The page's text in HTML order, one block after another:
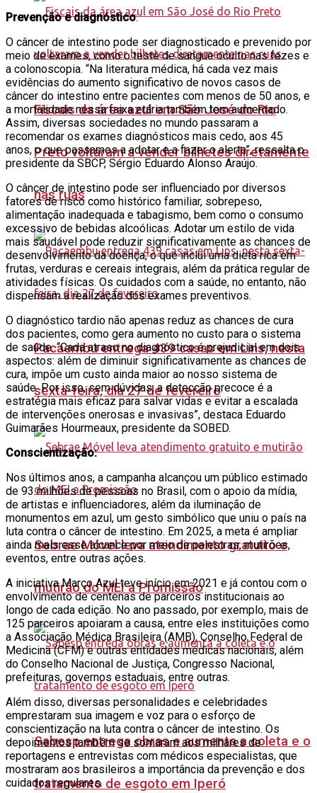
Fiscais da área azul em São José do Rio
Preto voltaram a vender bilhetes diretamente
nas ruas
Pacaembu entrega 439 casas em Lins, nesta
sexta-feira, dia 27 de fevereiro
Sebrae Móvel leva atendimento gratuito e
mutirão do MEI a Promissão
Sabesp entrega obras e aumenta a coleta e o
tratamento de esgoto em Iperó
Prevenção e diagnóstico:
O câncer de intestino pode ser diagnosticado e prevenido por
meio de exames, como o teste de sangue oculto nas fezes e
a colonoscopia. “Na literatura médica, há cada vez mais
evidências do aumento significativo de novos casos de
câncer do intestino entre pacientes com menos de 50 anos, e
a mortalidade nessa faixa etária também tem aumentado.
Assim, diversas sociedades no mundo passaram a
recomendar os exames diagnósticos mais cedo, aos 45
anos, o que passamos a adotar e a fazer o alerta”, ressalta o
presidente da SBCP, Sérgio Eduardo Alonso Araújo.
O câncer de intestino pode ser influenciado por diversos
fatores de risco como histórico familiar, sobrepeso,
alimentação inadequada e tabagismo, bem como o consumo
excessivo de bebidas alcoólicas. Adotar um estilo de vida
mais saudável pode reduzir significativamente as chances de
desenvolvimento da doença, o que inclui uma dieta rica em
frutas, verduras e cereais integrais, além da prática regular de
atividades físicas. Os cuidados com a saúde, no entanto, não
dispensam a realização dos exames preventivos.
O diagnóstico tardio não apenas reduz as chances de cura
dos pacientes, como gera aumento no custo para o sistema
de saúde. “Cada atraso no diagnóstico é prejudicial em dois
aspectos: além de diminuir significativamente as chances de
cura, impõe um custo ainda maior ao nosso sistema de
saúde. Por isso, sem dúvidas, a detecção precoce é a
estratégia mais eficaz para salvar vidas e evitar a escalada
de intervenções onerosas e invasivas”, destaca Eduardo
Guimarães Hourmeaux, presidente da SOBED.
Conscientização:
Nos últimos anos, a campanha alcançou um público estimado
de 93 milhões de pessoas no Brasil, com o apoio da mídia,
de artistas e influenciadores, além da iluminação de
monumentos em azul, um gesto simbólico que uniu o país na
luta contra o câncer de intestino. Em 2025, a meta é ampliar
ainda mais esse alcance por meio de palestras, mutirões,
eventos, entre outras ações.
A iniciativa Março Azul teve início em 2021 e já contou com o
envolvimento de centenas de parceiros institucionais ao
longo de cada edição. No ano passado, por exemplo, mais de
125 parceiros apoiaram a causa, entre eles instituições como
a Associação Médica Brasileira (AMB), Conselho Federal de
Medicina (CFM) e outras entidades médicas nacionais, além
do Conselho Nacional de Justiça, Congresso Nacional,
prefeituras, governos estaduais, entre outras.
Além disso, diversas personalidades e celebridades
emprestaram sua imagem e voz para o esforço de
conscientização na luta contra o câncer de intestino. Os
depoimentos também se somaram aos milhares de
reportagens e entrevistas com médicos especialistas, que
mostraram aos brasileiros a importância da prevenção e dos
cuidados regulares.